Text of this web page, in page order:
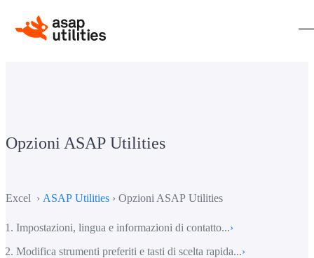
Opzioni ASAP Utilities
Excel › ASAP Utilities › Opzioni ASAP Utilities
Impostazioni, lingua e informazioni di contatto...›
Modifica strumenti preferiti e tasti di scelta rapida...›